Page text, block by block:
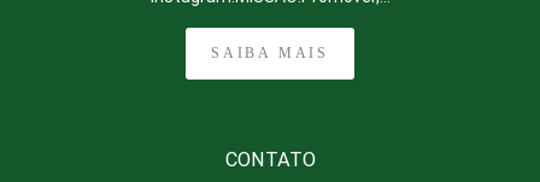
SAIBA MAIS
CONTATO